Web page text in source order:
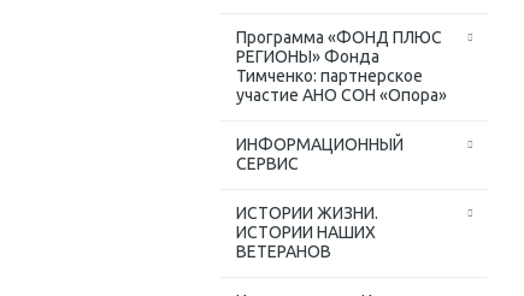
Программа «ФОНД ПЛЮС
РЕГИОНЫ» Фонда
Тимченко: партнерское
участие АНО СОН «Опора»
ИНФОРМАЦИОННЫЙ
СЕРВИС
ИСТОРИИ ЖИЗНИ.
ИСТОРИИ НАШИХ
ВЕТЕРАНОВ